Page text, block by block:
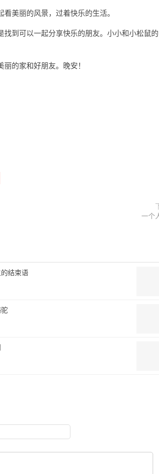
美丽的风景，过着快乐的生活。
到可以一起分享快乐的朋友。小小和小松鼠的
的家和好朋友。晚安！
一个
结束语